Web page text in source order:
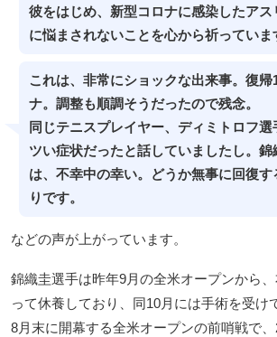
彼をはじめ、新型コロナに感染したアス
に悩まされないことを心から祈っていま
これは、非常にショックな出来事。復帰
ナ。調整も順調そうだったので残念。
同じテニスプレイヤー、ディミトロフ選
ツい症状だったと話していましたし。錦
は、不幸中の幸い。どうか無事に回復す
りです。
などの声が上がっています。
錦織圭選手は昨年9月の全米オープンから
って休養しており、同10月には手術を受け
8月末に開幕する全米オープンの前哨戦で